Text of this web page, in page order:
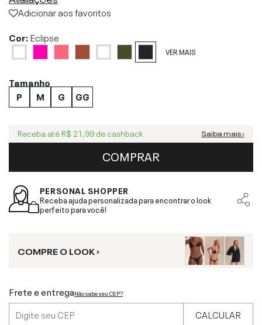
Adicionar aos favoritos
Cor:Eclipse
VER MAIS
Tamanho
P
M G GG
Receba até R$ 21,99 de cashback Saiba mais ›
COMPRAR
PERSONAL SHOPPER
Receba ajuda personalizada para encontrar o look
perfeito para você!
COMPRE O LOOK ›
Frete e entregaNão sabe seu CEP?
CALCULAR